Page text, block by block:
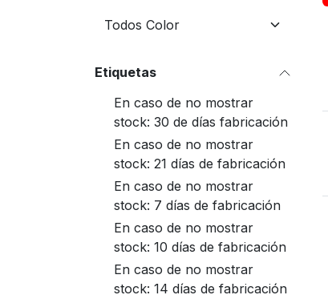
Etiquetas
En caso de no mostrar
stock: 30 de días fabricación
En caso de no mostrar
stock: 21 días de fabricación
En caso de no mostrar
stock: 7 días de fabricación
En caso de no mostrar
stock: 10 días de fabricación
En caso de no mostrar
stock: 14 días de fabricación